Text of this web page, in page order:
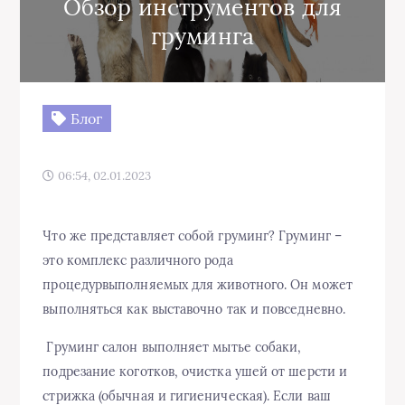
Обзор инструментов для
груминга
Блог
06:54, 02.01.2023
Что же представляет собой груминг? Груминг –
это комплекс различного рода
процедурвыполняемых для животного. Он может
выполняться как выставочно так и повседневно.
Груминг салон выполняет мытье собаки,
подрезание коготков, очистка ушей от шерсти и
стрижка (обычная и гигиеническая). Если ваш